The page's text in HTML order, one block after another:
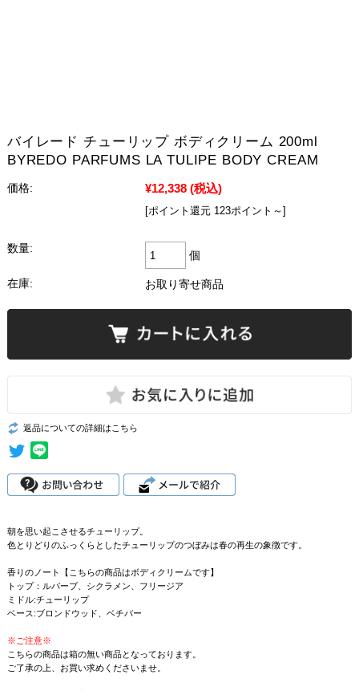
バイレード チューリップ ボディクリーム 200ml
BYREDO PARFUMS LA TULIPE BODY CREAM
価格: ¥12,338 (税込)
[ポイント還元 123ポイント～]
数量:
個
在庫: お取り寄せ商品
返品についての詳細はこちら
朝を思い起こさせるチューリップ。
色とりどりのふっくらとしたチューリップのつぼみは春の再生の象徴です。
香りのノート【こちらの商品はボディクリームです】
トップ：ルバーブ、シクラメン、フリージア
ミドル:チューリップ
ベース:ブロンドウッド、ベチバー
※ご注意※
こちらの商品は箱の無い商品となっております。
ご了承の上、お買い求めくださいませ。